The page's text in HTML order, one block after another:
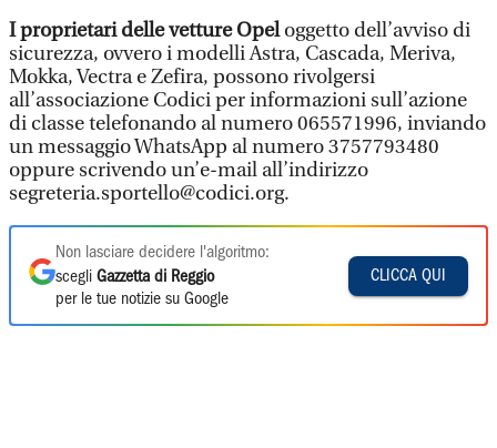
I proprietari delle vetture Opeloggetto dell’avviso di
sicurezza, ovvero i modelli Astra, Cascada, Meriva,
Mokka, Vectra e Zefira, possono rivolgersi
all’associazione Codici per informazioni sull’azione
di classe telefonando al numero 065571996, inviando
un messaggio WhatsApp al numero 3757793480
oppure scrivendo un’e-mail all’indirizzo
segreteria.sportello@codici.org.
Non lasciare decidere l'algoritmo:
scegli Gazzetta di Reggio
per le tue notizie su Google
CLICCA QUI